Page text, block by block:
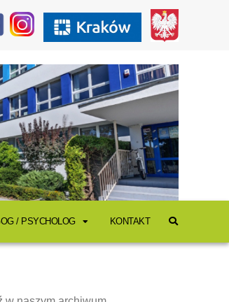
/ PSYCHOLOG KONTAKT